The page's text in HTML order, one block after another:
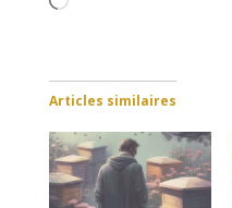
Articles similaires